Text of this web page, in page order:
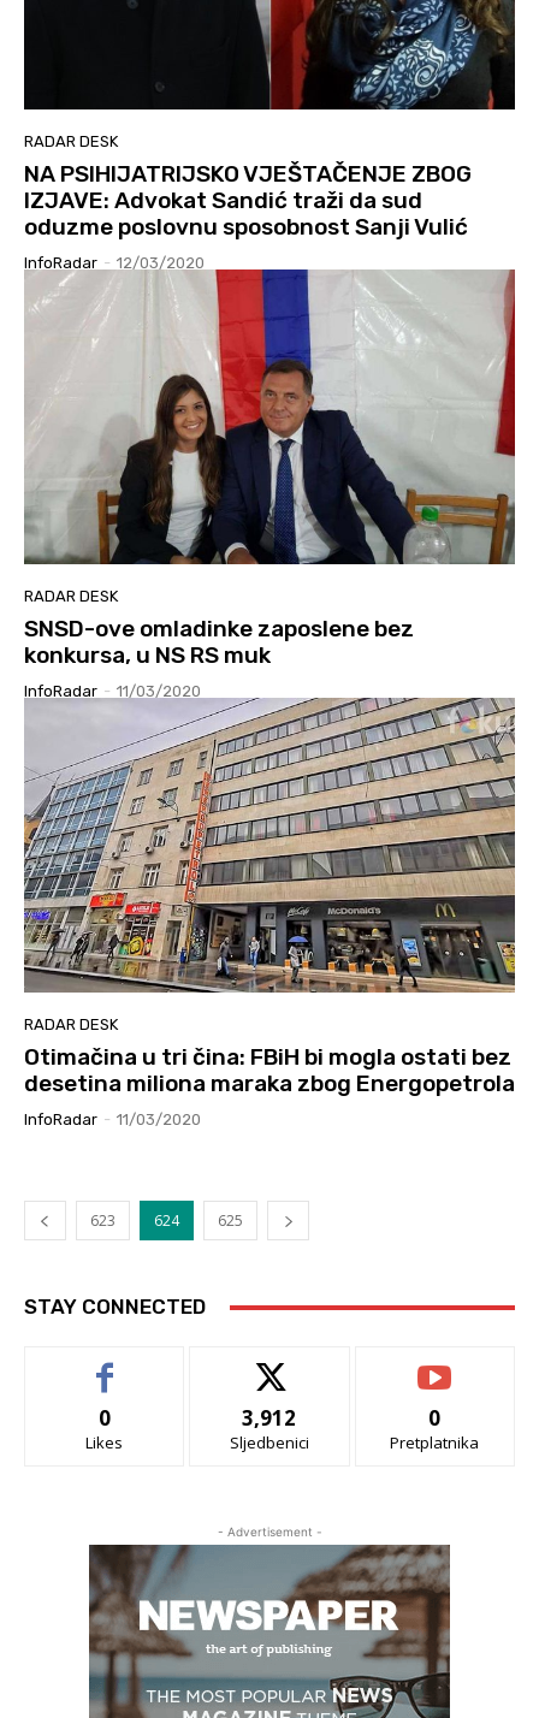
RADAR DESK
NA PSIHIJATRIJSKO VJEŠTAČENJE ZBOG
IZJAVE: Advokat Sandić traži da sud
oduzme poslovnu sposobnost Sanji Vulić
InfoRadar - 12/03/2020
RADAR DESK
SNSD-ove omladinke zaposlene bez
konkursa, u NS RS muk
InfoRadar - 11/03/2020
RADAR DESK
Otimačina u tri čina: FBiH bi mogla ostati bez
desetina miliona maraka zbog Energopetrola
InfoRadar - 11/03/2020
623 624 625
STAY CONNECTED
0
Likes
3,912
Sljedbenici
0
Pretplatnika
- Advertisement -